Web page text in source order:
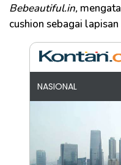
Bebeautiful.in,
cushion sebagai
NASIONAL